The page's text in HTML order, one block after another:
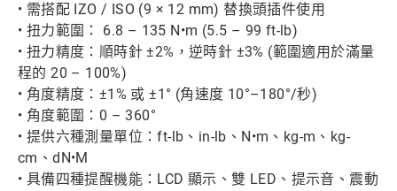
• 需搭配 IZO / ISO (9 × 12 mm) 替換頭插件使用
• 扭力範圍： 6.8 – 135 N•m (5.5 – 99 ft-lb)
• 扭力精度：順時針 ±2%，逆時針 ±3% (範圍適用於滿量
程的 20 – 100%)
• 角度精度：±1% 或 ±1° (角速度 10°–180°/秒)
• 角度範圍：0 – 360°
• 提供六種測量單位：ft-lb、in-lb、N•m、kg-m、kg-
cm、dN•M
• 具備四種提醒機能：LCD 顯示、雙 LED、提示音、震動